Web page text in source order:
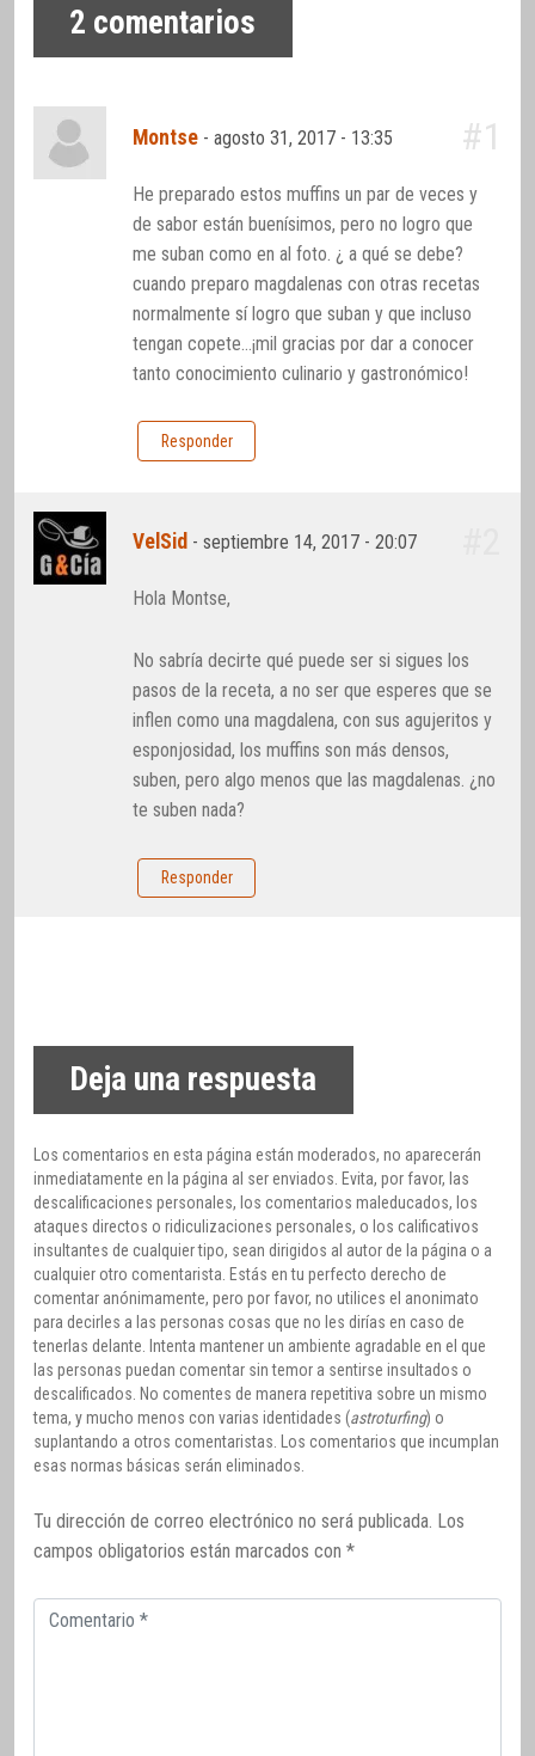
2 comentarios
Montse -agosto 31, 2017 - 13:35 #1
He preparado estos muffins un par de veces y
de sabor están buenísimos, pero no logro que
me suban como en al foto. ¿ a qué se debe?
cuando preparo magdalenas con otras recetas
normalmente sí logro que suban y que incluso
tengan copete…¡mil gracias por dar a conocer
tanto conocimiento culinario y gastronómico!
Responder
VelSid -septiembre 14, 2017 - 20:07
Hola Montse,
No sabría decirte qué puede ser si sigues los
pasos de la receta, a no ser que esperes que se
inflen como una magdalena, con sus agujeritos y
esponjosidad, los muffins son más densos,
suben, pero algo menos que las magdalenas. ¿no
te suben nada?
Responder
Deja una respuesta
Los comentarios en esta página están moderados, no aparecerán
inmediatamente en la página al ser enviados. Evita, por favor, las
descalificaciones personales, los comentarios maleducados, los
ataques directos o ridiculizaciones personales, o los calificativos
insultantes de cualquier tipo, sean dirigidos al autor de la página o a
cualquier otro comentarista. Estás en tu perfecto derecho de
comentar anónimamente, pero por favor, no utilices el anonimato
para decirles a las personas cosas que no les dirías en caso de
tenerlas delante. Intenta mantener un ambiente agradable en el que
las personas puedan comentar sin temor a sentirse insultados o
descalificados. No comentes de manera repetitiva sobre un mismo
tema, y mucho menos con varias identidades (astroturfing) o
suplantando a otros comentaristas. Los comentarios que incumplan
esas normas básicas serán eliminados.
Tu dirección de correo electrónico no será publicada. Los
campos obligatorios están marcados con *
Comentario